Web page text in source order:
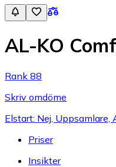
AL-KO
Rank 88
Skriv omdöme
Elstart: Nej, Uppsamlare,
Priser
Insikter